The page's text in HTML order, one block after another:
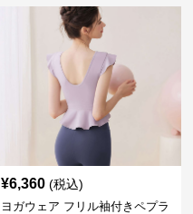
¥6,360 (税込)
ヨガウェア フリル袖付きペプラ